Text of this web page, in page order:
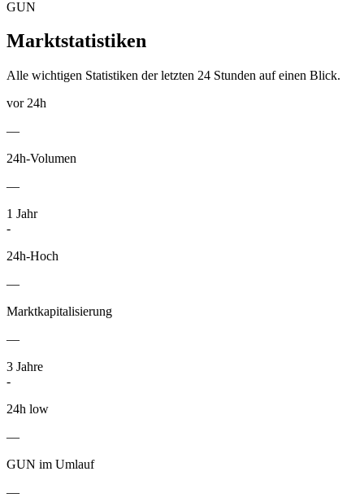
GUN
Marktstatistiken
Alle wichtigen Statistiken der letzten 24 Stunden auf einen Blick.
vor 24h
—
24h-Volumen
—
1 Jahr
-
24h-Hoch
—
Marktkapitalisierung
—
3 Jahre
-
24h low
—
GUN im Umlauf
—